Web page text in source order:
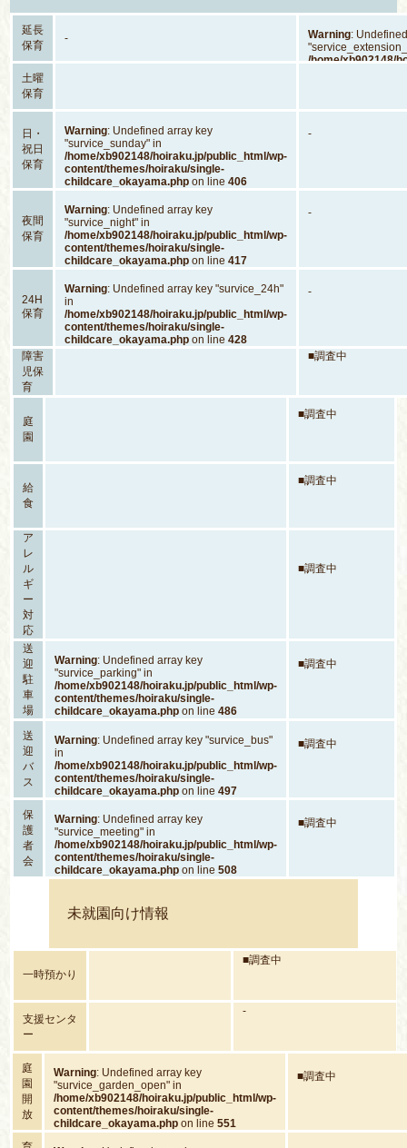
延長
保育
- Warning:
/home/xb902148/
土曜
保育
日・
祝日
保育
Warning: Undefined array key
"survice_sunday" in
/home/xb902148/hoiraku.jp/public_html/wp-
content/themes/hoiraku/single-
childcare_okayama.php on line406
-
夜間
保育
Warning: Undefined array key
"survice_night" in
/home/xb902148/hoiraku.jp/public_html/wp-
content/themes/hoiraku/single-
childcare_okayama.php on line417
-
24H
保育
Warning: Undefined array key "survice_24h"
in
/home/xb902148/hoiraku.jp/public_html/wp-
content/themes/hoiraku/single-
childcare_okayama.php on line428
-
障害
児保
育
■調査中
庭
園
■調査中
給
食
■調査中
ア
レ
ル
ギ
ー
対
応
■調査中
送
迎
駐
車
場
Warning: Undefined array key
"survice_parking" in
/home/xb902148/hoiraku.jp/public_html/wp-
content/themes/hoiraku/single-
childcare_okayama.phpon line 486
■調査中
送
迎
バ
ス
Warning: Undefined array key "survice_bus"
in
/home/xb902148/hoiraku.jp/public_html/wp-
content/themes/hoiraku/single-
childcare_okayama.phpon line 497
■調査中
保
護
者
会
Warning: Undefined array key
"survice_meeting" in
/home/xb902148/hoiraku.jp/public_html/wp-
content/themes/hoiraku/single-
childcare_okayama.phpon line 508
■調査中
未就園向け情報
一時預かり
■調査中
支援センタ
ー
-
庭
園
開
放
Warning: Undefined array key
"survice_garden_open" in
/home/xb902148/hoiraku.jp/public_html/wp-
content/themes/hoiraku/single-
childcare_okayama.php on line551
■調査中